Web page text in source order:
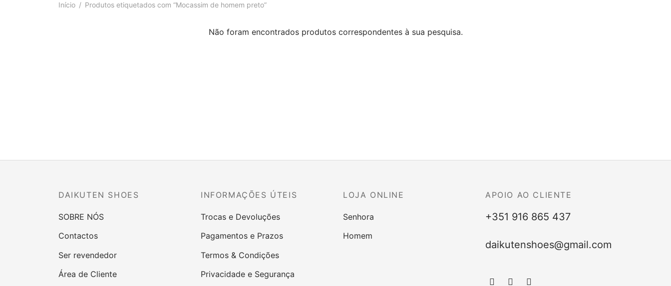
Início / Produtos etiquetados com “Mocassim de homem preto”
Não foram encontrados produtos correspondentes à sua pesquisa.
DAIKUTEN SHOES
SOBRE NÓS
Contactos
Ser revendedor
Área de Cliente
INFORMAÇÕES ÚTEIS
Trocas e Devoluções
Pagamentos e Prazos
Termos & Condições
Privacidade e Segurança
LOJA ONLINE
Senhora
Homem
APOIO AO CLIENTE
+351 916 865 437
daikutenshoes@gmail.com